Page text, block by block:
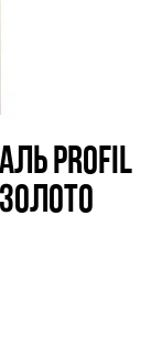
Profil